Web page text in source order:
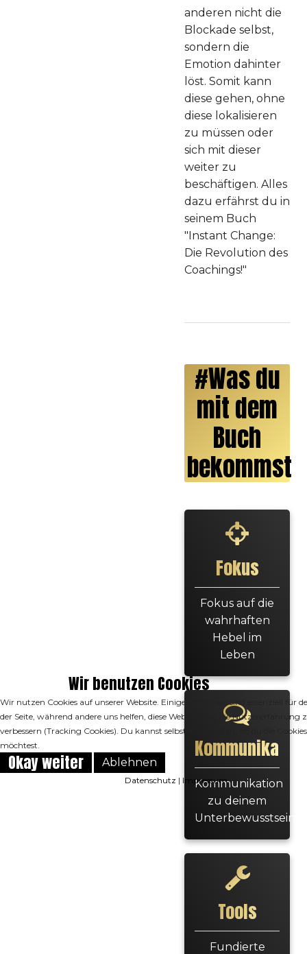
anderen nicht die
Blockade selbst,
sondern die
Emotion dahinter
löst. Somit kann
diese gehen, ohne
diese lokalisieren
zu müssen oder
sich mit dieser
weiter zu
beschäftigen. Alles
dazu erfährst du in
seinem Buch
"Instant Change:
Die Revolution des
Coachings!"
#Was du
mit dem
Buch
bekommst
Fokus
Fokus auf die
wahrhaften
Hebel im
Leben
Kommunikation
Kommunikation
zu deinem
Unterbewusstsein
Tools
Fundierte
Wir benutzen Cookies
Wir nutzen Cookies auf unserer Website. Einige von ihnen sind essenziell für
der Seite, während andere uns helfen, diese Website und die Nutzererfahrung
verbessern (Tracking Cookies). Du kannst selbst entscheiden, ob du die
möchtest.
Okay weiter Ablehnen
Datenschutz | Impressum